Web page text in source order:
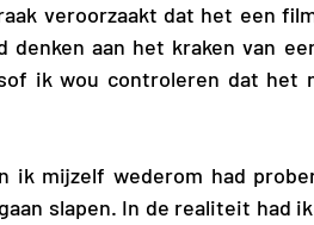
Marie
veroorzaakt dat het een
denken aan het kraken van
ik wou controleren dat het
ik mijzelf wederom had
slapen. In de realiteit had